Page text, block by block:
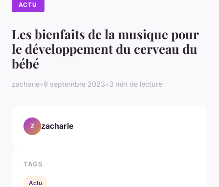
ACTU
Les bienfaits de la musique pour
le développement du cerveau du
bébé
zacharie•9 septembre 2023•3 min de lecture
Z zacharie
TAGS
Actu